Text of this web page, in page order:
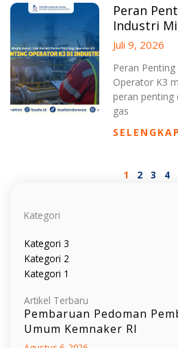
Peran
Industri
Juli 9, 2026
Peran
Operator K3
peran penting
gas
1 2 3 4
Kategori
Kategori 3
Kategori 2
Kategori 1
Artikel Terbaru
Pembaruan Pedoman
Umum Kemnaker RI